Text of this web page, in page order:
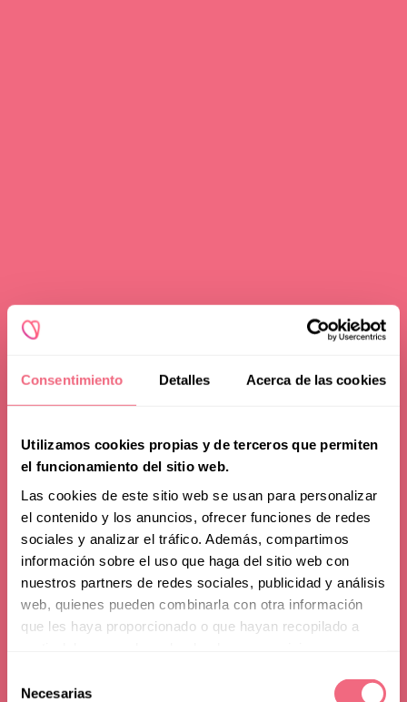
Consentimiento Detalles Acerca de las cookies
Utilizamos cookies propias y de terceros que permiten
el funcionamiento del sitio web.
Las cookies de este sitio web se usan para personalizar
el contenido y los anuncios, ofrecer funciones de redes
sociales y analizar el tráfico. Además, compartimos
información sobre el uso que haga del sitio web con
nuestros partners de redes sociales, publicidad y análisis
web, quienes pueden combinarla con otra información
que les haya proporcionado o que hayan recopilado a
Necesarias